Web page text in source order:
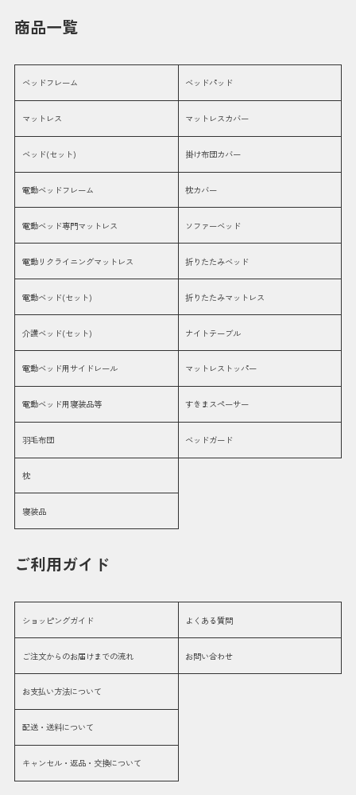
商品一覧
ベッドフレーム
マットレス
ベッド(セット)
電動ベッドフレーム
電動ベッド専門マットレス
電動リクライニングマットレス
電動ベッド(セット)
介護ベッド(セット)
電動ベッド用サイドレール
電動ベッド用寝装品等
羽毛布団
枕
寝装品
ベッドパッド
マットレスカバー
掛け布団カバー
枕カバー
ソファーベッド
折りたたみベッド
折りたたみマットレス
ナイトテーブル
マットレストッパー
すきまスペーサー
ベッドガード
ご利用ガイド
ショッピングガイド
ご注文からのお届けまでの流れ
お支払い方法について
配送・送料について
キャンセル・返品・交換について
よくある質問
お問い合わせ